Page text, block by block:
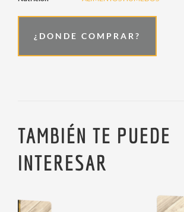
¿DONDE COMPRAR?
TAMBIÉN TE PUEDE
INTERESAR